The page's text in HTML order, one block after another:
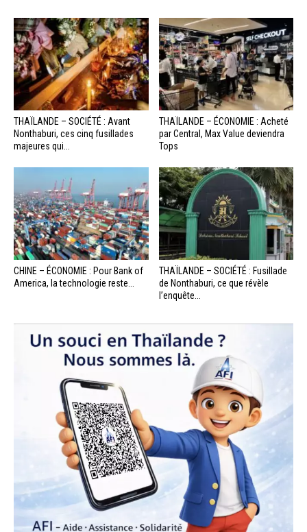
THAÏLANDE – SOCIÉTÉ : Avant
Nonthaburi, ces cinq fusillades
majeures qui...
THAÏLANDE – ÉCONOMIE : Acheté
par Central, Max Value deviendra
Tops
CHINE – ÉCONOMIE : Pour Bank of
America, la technologie reste...
THAÏLANDE – SOCIÉTÉ : Fusillade
de Nonthaburi, ce que révèle
l’enquête...